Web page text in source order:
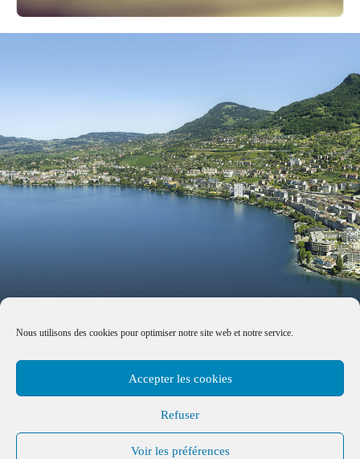
Nous utilisons des cookies pour optimiser notre site web et notre service.
Accepter les cookies
Refuser
Voir les préférences